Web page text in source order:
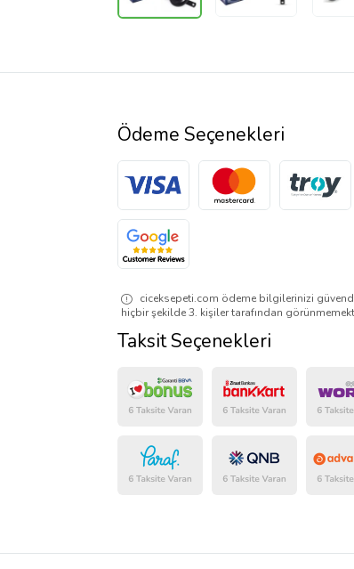
Ödeme Seçenekleri
ciceksepeti.com ödeme bilgilerinizi
hiçbir şekilde 3. kişiler tarafından
Taksit Seçenekleri